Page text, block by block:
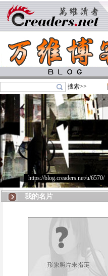
搜索>>
https://blog.creaders.net/u/6570/>
我的名片